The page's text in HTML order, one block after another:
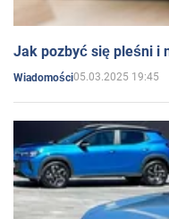
Jak pozbyć się pleśni i
Wiadomości05.03.2025 19:45